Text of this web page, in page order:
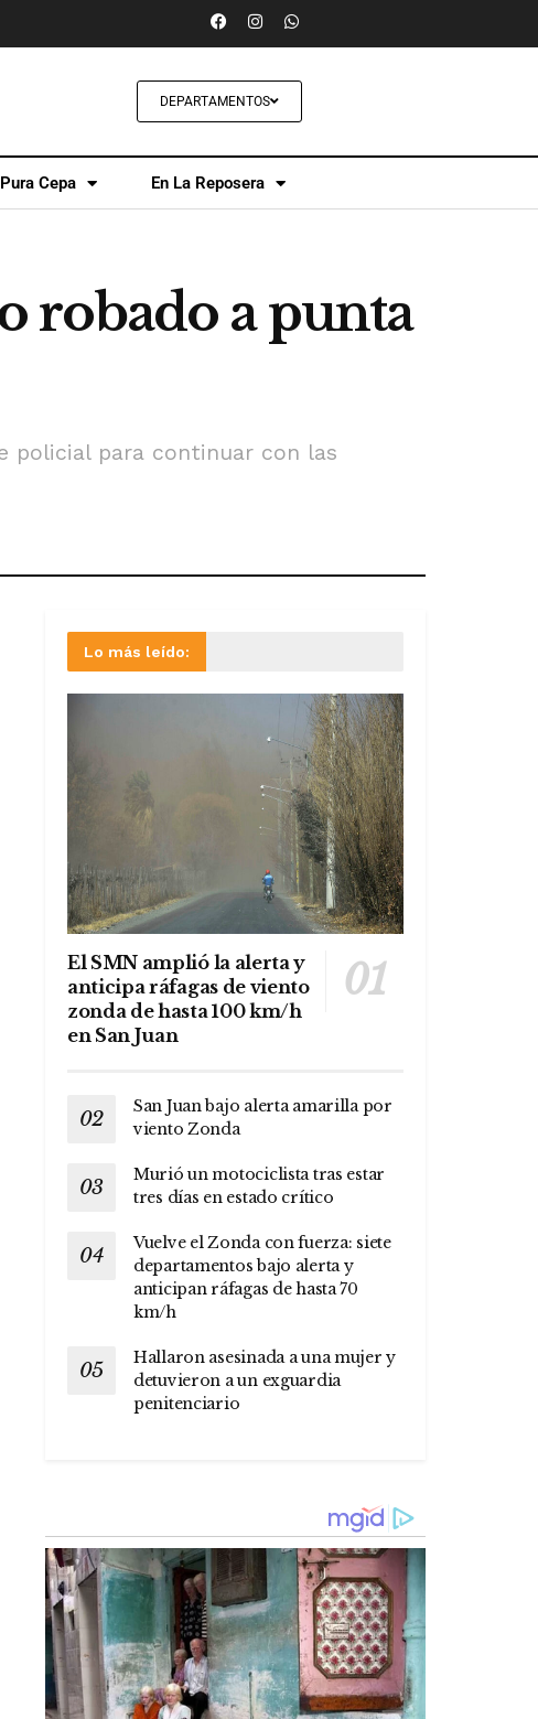
DEPARTAMENTOS
Cepa En La Reposera
robado a punta
policial para continuar con las
Lo más leído:
El SMN amplió la alerta y
anticipa ráfagas de viento
zonda de hasta 100 km/h
en San Juan
San Juan bajo alerta amarilla por
viento Zonda
Murió un motociclista tras estar
tres días en estado crítico
Vuelve el Zonda con fuerza: siete
departamentos bajo alerta y
anticipan ráfagas de hasta 70
km/h
Hallaron asesinada a una mujer y
detuvieron a un exguardia
penitenciario